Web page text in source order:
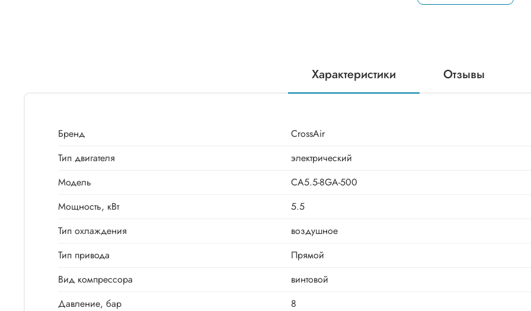
Характеристики Отзывы
Бренд
CrossAir
Тип двигателя
электрический
Модель
CA5.5-8GA-500
Мощность, кВт
5.5
Тип охлаждения
воздушное
Тип привода
Прямой
Вид компрессора
винтовой
Давление, бар
8